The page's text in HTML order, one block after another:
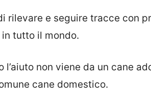
rilevare e seguire tracce con
tutto il mondo.
l’aiuto non viene da un cane
cane domestico.